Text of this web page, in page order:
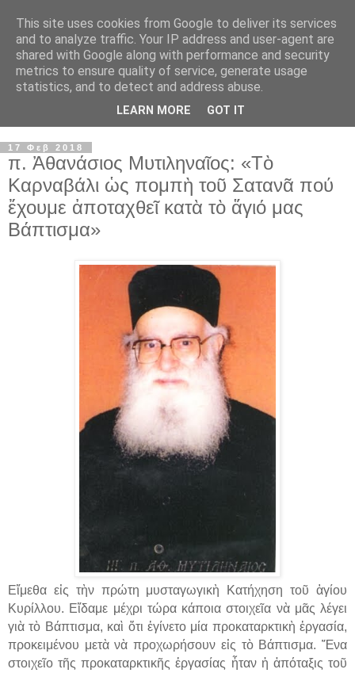
17 Φεβ 2018
π. Ἀθανάσιος Μυτιληναῖος: «Τὸ
Καρναβάλι ὡς πομπὴ τοῦ Σατανᾶ πού
ἔχουμε ἀποταχθεῖ κατὰ τὸ ἅγιό μας
Βάπτισμα»
Εἴμεθα εἰς τὴν πρώτη μυσταγωγικὴ Κατήχηση τοῦ ἁγίου
Κυρίλλου. Εἴδαμε μέχρι τώρα κάποια στοιχεῖα νὰ μᾶς λέγει
γιὰ τὸ Βάπτισμα, καὶ ὅτι ἐγίνετο μία προκαταρκτικὴ ἐργασία,
προκειμένου μετὰ νὰ προχωρήσουν εἰς τὸ Βάπτισμα. Ἕνα
στοιχεῖο τῆς προκαταρκτικῆς ἐργασίας ἦταν ἡ ἀπόταξις τοῦ
This site uses cookies from Google to deliver its services
and to analyze traffic. Your IP address and user-agent are
shared with Google along with performance and security
metrics to ensure quality of service, generate usage
statistics, and to detect and address abuse.
LEARN MORE GOT IT